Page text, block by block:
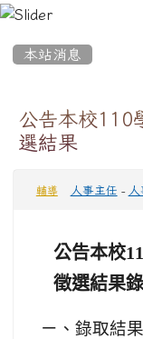
本站消息
公告本校110
選結果
輔導 人事主任 -
公告本校
徵選結果
ㄧ、錄取結果